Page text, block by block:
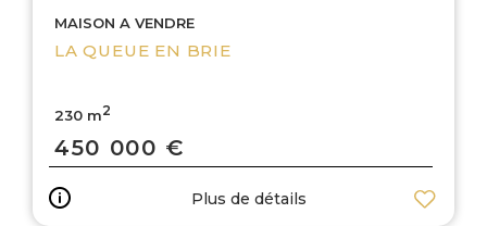
MAISON A VENDRE
LA QUEUE EN BRIE
230 m2
450 000 €
Plus de détails